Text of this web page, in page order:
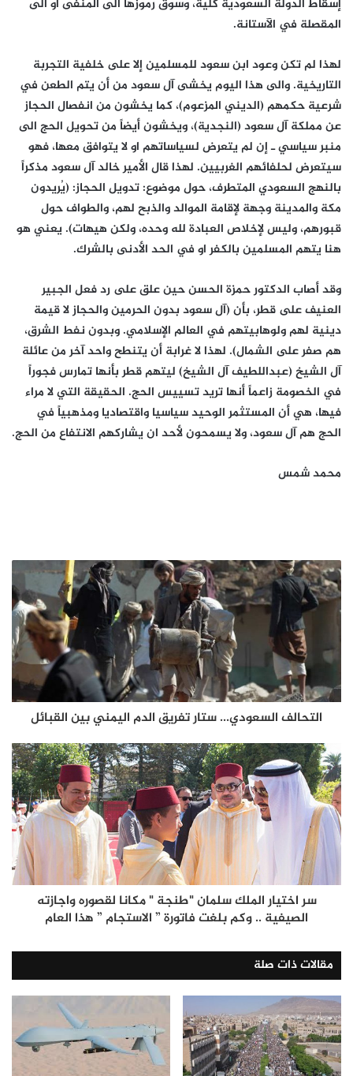
إسقاط الدولة السعودية كلية، وسوق رموزها الى المنفى او الى
المقصلة في الآستانة.
لهذا لم تكن وعود ابن سعود للمسلمين إلا على خلفية التجربة
التاريخية. والى هذا اليوم يخشى آل سعود من أن يتم الطعن في
شرعية حكمهم (الديني المزعوم)، كما يخشون من انفصال الحجاز
عن مملكة آل سعود (النجدية)، ويخشون أيضاً من تحويل الحج الى
منبر سياسي ـ إن لم يتعرض لسياساتهم او لا يتوافق معها، فهو
سيتعرض لحلفائهم الغربيين. لهذا قال الأمير خالد آل سعود مذكراً
بالنهج السعودي المتطرف، حول موضوع: تدويل الحجاز: (يُريدون
مكة والمدينة وجهة لإقامة الموالد والذبح لهم، والطواف حول
قبورهم، وليس لإخلاص العبادة لله وحده، ولكن هيهات). يعني هو
هنا يتهم المسلمين بالكفر او في الحد الأدنى بالشرك.
وقد أصاب الدكتور حمزة الحسن حين علق على رد فعل الجبير
العنيف على قطر، بأن (آل سعود بدون الحرمين والحجاز لا قيمة
دينية لهم ولوهابيتهم في العالم الإسلامي. وبدون نفط الشرق،
هم صفر على الشمال). لهذا لا غرابة أن يتنطح واحد آخر من عائلة
آل الشيخ (عبداللطيف آل الشيخ) ليتهم قطر بأنها تمارس فجوراً
في الخصومة زاعماً أنها تريد تسييس الحج. الحقيقة التي لا مراء
فيها، هي أن المستثمر الوحيد سياسيا واقتصاديا ومذهبياً في
الحج هم آل سعود، ولا يسمحون لأحد ان يشاركهم الانتفاع من الحج.
محمد شمس
التحالف السعودي... ستار تفريق الدم اليمني بين القبائل
سر اختيار الملك سلمان "طنجة " مكانا لقصوره واجازته
الصيفية .. وكم بلغت فاتورة ” الاستجام ” هذا العام
مقالات ذات صلة